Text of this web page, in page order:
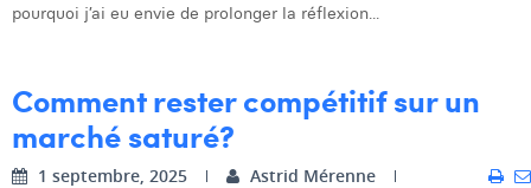
Victor Hayot
Yaël Vanhoe
pourquoi j’ai eu envie de prolonger la réflexion...
Comment rester compétitif sur un
marché saturé?
1 septembre, 2025 Astrid Mérenne